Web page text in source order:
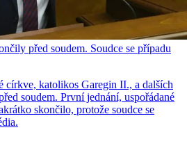
před soudem. Soudce se případu
církve, katolikos Garegin II., a dalších
soudem. První jednání, uspořádané
skončilo, protože soudce se